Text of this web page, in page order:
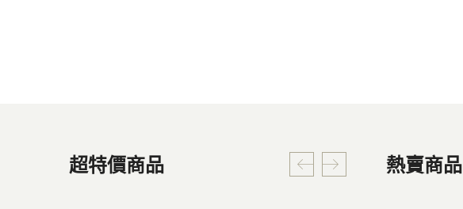
超特價商品 熱賣商品